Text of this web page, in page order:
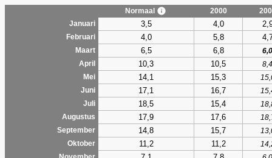
Normaal 2000
Januari
3,5 4,0
Februari 4,0 5,8
Maart 6,5 6,8
6,0
April
10,3 10,5
8,4
Mei
14,1 15,3
Juni
17,1 16,7
Juli
18,5 15,4
Augustus
17,9 17,6
September
14,8 15,7
Oktober
11,2 11,2